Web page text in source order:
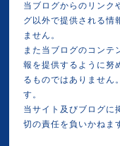
当ブログからのリンク
グ以外で提供される情
ません。
また当ブログのコンテ
報を提供するように努
るものではありません
す。
当サイト及びブログに
切の責任を負いかねま